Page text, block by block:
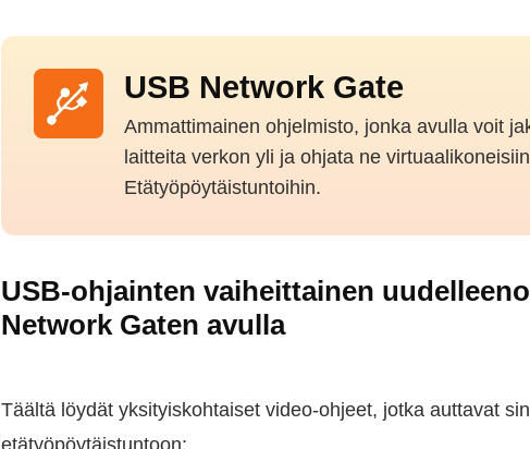
USB Network Gate
Ammattimainen ohjelmisto, jonka avulla voit
laitteita verkon yli ja ohjata ne
Etätyöpöytäistuntoihin.
USB-ohjainten vaiheittainen
Network Gaten avulla
Täältä löydät yksityiskohtaiset video-ohjeet, jotka auttavat
etätyöpöytäistuntoon: